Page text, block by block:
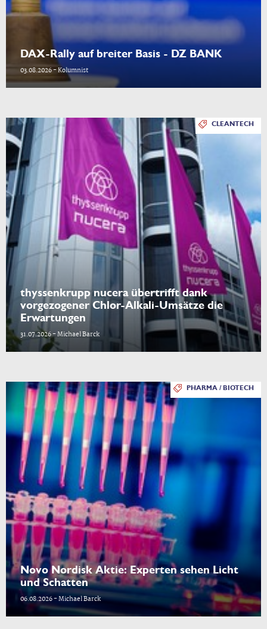
DAX-Rally auf breiter Basis - DZ BANK
03.08.2026 - Kolumnist
CLEANTECH
thyssenkrupp nucera übertrifft dank
vorgezogener Chlor-Alkali-Umsätze die
Erwartungen
31.07.2026 - Michael Barck
PHARMA / BIOTECH
Novo Nordisk Aktie: Experten sehen Licht
und Schatten
06.08.2026 - Michael Barck